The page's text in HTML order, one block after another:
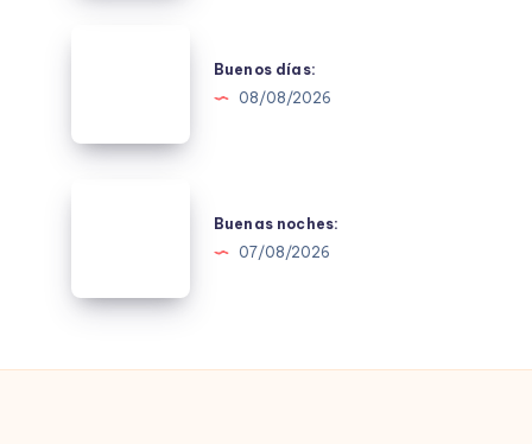
Buenos días:
08/08/2026
Buenas noches:
07/08/2026